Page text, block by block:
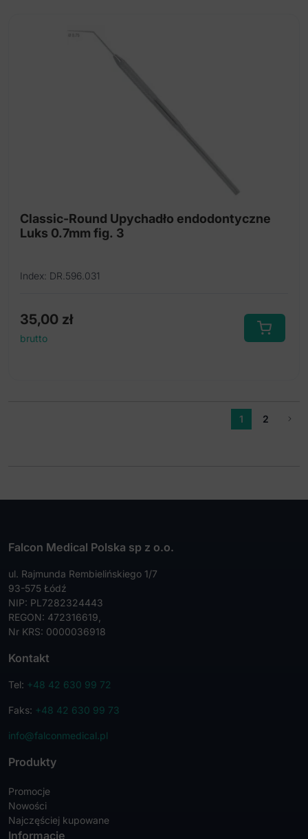
Classic-Round Upychadło endodontyczne
Luks 0.7mm fig. 3
Index: DR.596.031
35,00 zł
brutto
1 2
Falcon Medical Polska sp z o.o.
ul. Rajmunda Rembielińskiego 1/7
93-575 Łódź
NIP: PL7282324443
REGON: 472316619,
Nr KRS: 0000036918
Kontakt
Tel: +48 42 630 99 72
Faks: +48 42 630 99 73
info@falconmedical.pl
Produkty
Promocje
Nowości
Najczęściej kupowane
Informacje